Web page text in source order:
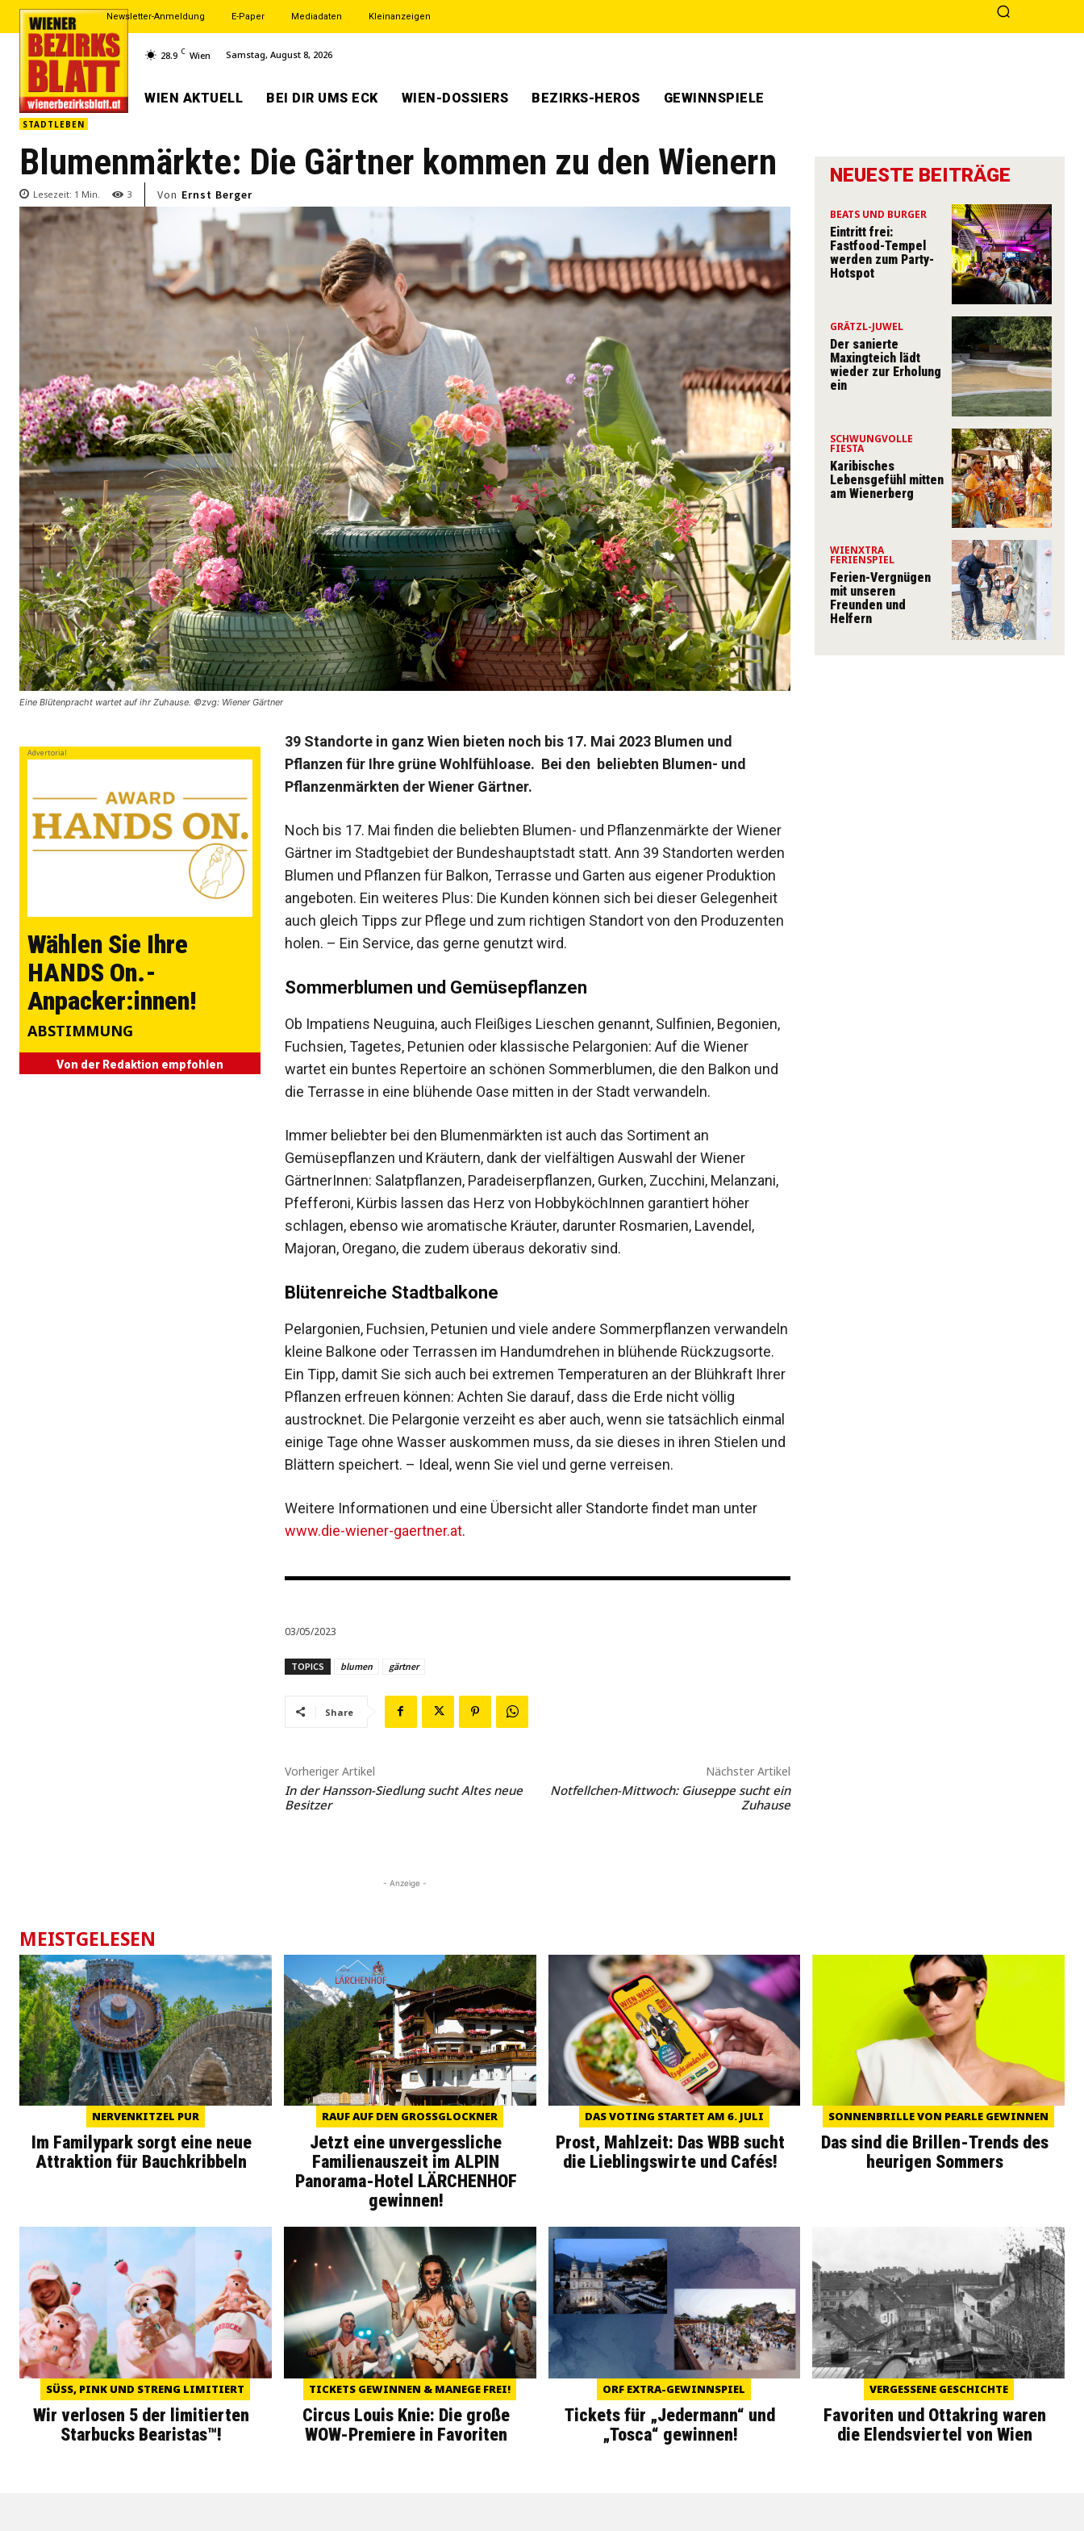
Newsletter-Anmeldung E-Paper Mediadaten Kleinanzeigen
28.9 C Wien Samstag, August 8, 2026
WIEN AKTUELL BEI DIR UMS ECK WIEN-DOSSIERS BEZIRKS-HEROS GEWINNSPIELE
STADTLEBEN
Blumenmärkte: Die Gärtner kommen zu den Wienern
Lesezeit: 1 Min. 3 Von Ernst Berger
Eine Blütenpracht wartet auf ihr Zuhause. ©zvg: Wiener Gärtner
Advertorial
Wählen Sie Ihre
HANDS On.-
Anpacker:innen!
ABSTIMMUNG
Von der Redaktion empfohlen
39 Standorte in ganz Wien bieten noch bis 17. Mai 2023 Blumen und
Pflanzen für Ihre grüne Wohlfühloase. Bei den beliebten Blumen- und
Pflanzenmärkten der Wiener Gärtner.
Noch bis 17. Mai finden die beliebten Blumen- und Pflanzenmärkte der Wiener
Gärtner im Stadtgebiet der Bundeshauptstadt statt. Ann 39 Standorten werden
Blumen und Pflanzen für Balkon, Terrasse und Garten aus eigener Produktion
angeboten. Ein weiteres Plus: Die Kunden können sich bei dieser Gelegenheit
auch gleich Tipps zur Pflege und zum richtigen Standort von den Produzenten
holen. – Ein Service, das gerne genutzt wird.
Sommerblumen und Gemüsepflanzen
Ob Impatiens Neuguina, auch Fleißiges Lieschen genannt, Sulfinien, Begonien,
Fuchsien, Tagetes, Petunien oder klassische Pelargonien: Auf die Wiener
wartet ein buntes Repertoire an schönen Sommerblumen, die den Balkon und
die Terrasse in eine blühende Oase mitten in der Stadt verwandeln.
Immer beliebter bei den Blumenmärkten ist auch das Sortiment an
Gemüsepflanzen und Kräutern, dank der vielfältigen Auswahl der Wiener
GärtnerInnen: Salatpflanzen, Paradeiserpflanzen, Gurken, Zucchini, Melanzani,
Pfefferoni, Kürbis lassen das Herz von HobbyköchInnen garantiert höher
schlagen, ebenso wie aromatische Kräuter, darunter Rosmarien, Lavendel,
Majoran, Oregano, die zudem überaus dekorativ sind.
Blütenreiche Stadtbalkone
Pelargonien, Fuchsien, Petunien und viele andere Sommerpflanzen verwandeln
kleine Balkone oder Terrassen im Handumdrehen in blühende Rückzugsorte.
Ein Tipp, damit Sie sich auch bei extremen Temperaturen an der Blühkraft Ihrer
Pflanzen erfreuen können: Achten Sie darauf, dass die Erde nicht völlig
austrocknet. Die Pelargonie verzeiht es aber auch, wenn sie tatsächlich einmal
einige Tage ohne Wasser auskommen muss, da sie dieses in ihren Stielen und
Blättern speichert. – Ideal, wenn Sie viel und gerne verreisen.
Weitere Informationen und eine Übersicht aller Standorte findet man unter
www.die-wiener-gaertner.at.
03/05/2023
TOPICS blumen gärtner
Share
Vorheriger Artikel
In der Hansson-Siedlung sucht Altes neue
Besitzer
Nächster Artikel
Notfellchen-Mittwoch: Giuseppe sucht ein
Zuhause
- Anzeige -
NEUESTE BEITRÄGE
BEATS UND BURGER
Eintritt frei:
Fastfood-Tempel
werden zum Party-
Hotspot
GRÄTZL-JUWEL
Der sanierte
Maxingteich lädt
wieder zur Erholung
ein
SCHWUNGVOLLE
FIESTA
Karibisches
Lebensgefühl mitten
am Wienerberg
WIENXTRA
FERIENSPIEL
Ferien-Vergnügen
mit unseren
Freunden und
Helfern
MEISTGELESEN
NERVENKITZEL PUR
Im Familypark sorgt eine neue
Attraktion für Bauchkribbeln
RAUF AUF DEN GROSSGLOCKNER
Jetzt eine unvergessliche
Familienauszeit im ALPIN
Panorama-Hotel LÄRCHENHOF
gewinnen!
DAS VOTING STARTET AM 6. JULI
Prost, Mahlzeit: Das WBB sucht
die Lieblingswirte und Cafés!
SONNENBRILLE VON PEARLE GEWINNEN
Das sind die Brillen-Trends des
heurigen Sommers
SÜSS, PINK UND STRENG LIMITIERT
Wir verlosen 5 der limitierten
Starbucks Bearistas™!
TICKETS GEWINNEN & MANEGE FREI!
Circus Louis Knie: Die große
WOW-Premiere in Favoriten
ORF EXTRA-GEWINNSPIEL
Tickets für „Jedermann“ und
„Tosca“ gewinnen!
VERGESSENE GESCHICHTE
Favoriten und Ottakring waren
die Elendsviertel von Wien